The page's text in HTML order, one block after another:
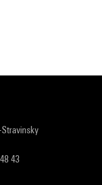
43